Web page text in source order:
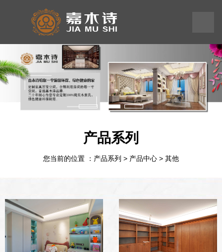
575
58
产品系列
您当前的位置 ：产品系列 > 产品中心 > 其他